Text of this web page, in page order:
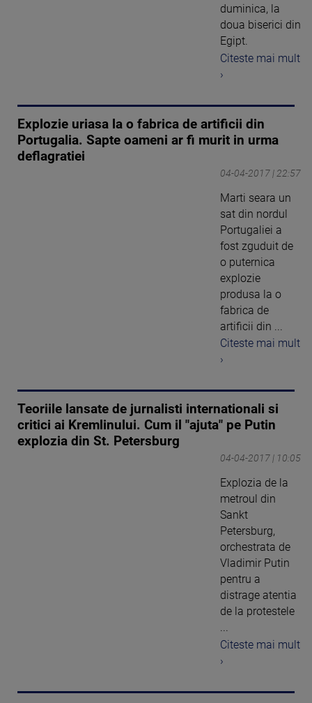
duminica, la
doua biserici din
Egipt.
Citeste mai mult
›
Explozie uriasa la o fabrica de artificii din
Portugalia. Sapte oameni ar fi murit in urma
deflagratiei
04-04-2017 | 22:57
Marti seara un
sat din nordul
Portugaliei a
fost zguduit de
o puternica
explozie
produsa la o
fabrica de
artificii din ...
Citeste mai mult
›
Teoriile lansate de jurnalisti internationali si
critici ai Kremlinului. Cum il "ajuta" pe Putin
explozia din St. Petersburg
04-04-2017 | 10:05
Explozia de la
metroul din
Sankt
Petersburg,
orchestrata de
Vladimir Putin
pentru a
distrage atentia
de la protestele
...
Citeste mai mult
›